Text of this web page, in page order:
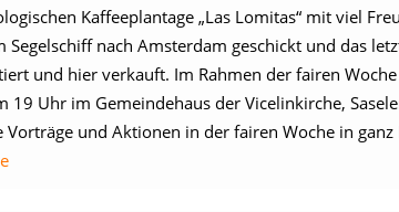
Kaffeeplantage „Las Lomitas“ mit viel
Segelschiff nach Amsterdam geschickt und das
und hier verkauft. Im Rahmen der fairen
19 Uhr im Gemeindehaus der Vicelinkirche,
Vorträge und Aktionen in der fairen Woche in